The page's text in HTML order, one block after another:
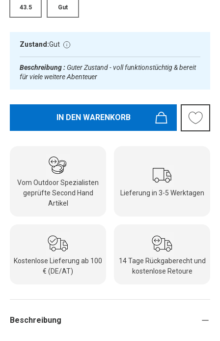
43.5 Gut
Zustand:Gut
Beschreibung : Guter Zustand - voll funktionstüchtig & bereit
für viele weitere Abenteuer
IN DEN WARENKORB
Vom Outdoor Spezialisten
geprüfte Second Hand
Artikel
Lieferung in 3-5 Werktagen
Kostenlose Lieferung ab 100
€ (DE/AT)
14 Tage Rückgaberecht und
kostenlose Retoure
Beschreibung